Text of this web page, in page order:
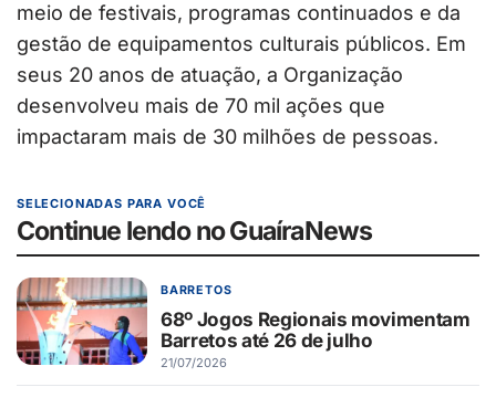
meio de festivais, programas continuados e da
gestão de equipamentos culturais públicos. Em
seus 20 anos de atuação, a Organização
desenvolveu mais de 70 mil ações que
impactaram mais de 30 milhões de pessoas.
SELECIONADAS PARA VOCÊ
Continue lendo no GuaíraNews
BARRETOS
68º Jogos Regionais movimentam
Barretos até 26 de julho
21/07/2026